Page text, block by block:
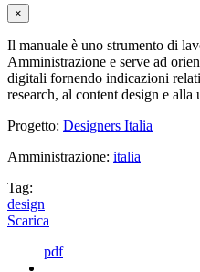
×
Il manuale è uno strumento di
Amministrazione e serve ad
digitali fornendo indicazioni
research, al content design e alla
Progetto: Designers Italia
Amministrazione: italia
Tag:
design
Scarica
pdf